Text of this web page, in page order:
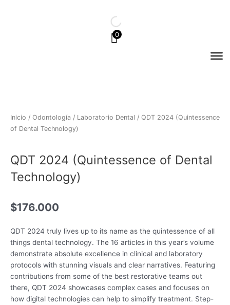
0
Inicio / Odontología / Laboratorio Dental / QDT 2024 (Quintessence
of Dental Technology)
QDT 2024 (Quintessence of Dental
Technology)
$176.000
QDT 2024 truly lives up to its name as the quintessence of all
things dental technology. The 16 articles in this year’s volume
demonstrate absolute excellence in clinical and laboratory
protocols with stunning visuals and clear narratives. Featuring
contributions from some of the best restorative teams out
there, QDT 2024 showcases complex cases and focuses on
how digital technologies can help to simplify treatment. Step-